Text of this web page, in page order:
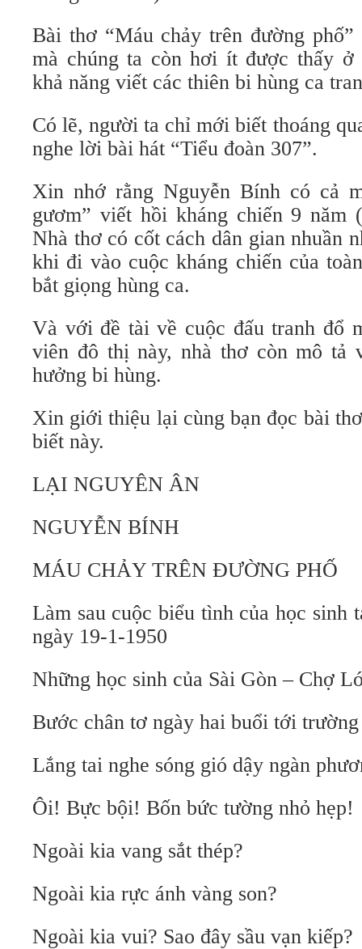
Bài thơ “Máu chảy trên đường
mà chúng ta còn hơi ít được thấy
khả năng viết các thiên bi hùng ca
Có lẽ, người ta chỉ mới biết thoáng
nghe lời bài hát “Tiểu đoàn 307”.
Xin nhớ rằng Nguyễn Bính có cả
gươm” viết hồi kháng chiến 9 năm
Nhà thơ có cốt cách dân gian nhuần
khi đi vào cuộc kháng chiến của
bắt giọng hùng ca.
Và với đề tài về cuộc đấu tranh đổ
viên đô thị này, nhà thơ còn mô tả
hưởng bi hùng.
Xin giới thiệu lại cùng bạn đọc bài
biết này.
LẠI NGUYÊN ÂN
NGUYỄN BÍNH
MÁU CHẢY TRÊN ĐƯỜNG PHỐ
Làm sau cuộc biểu tình của học sinh
ngày 19-1-1950
Những học sinh của Sài Gòn – Chợ
Bước chân tơ ngày hai buổi tới trường
Lắng tai nghe sóng gió dậy ngàn
Ôi! Bực bội! Bốn bức tường nhỏ hẹp!
Ngoài kia vang sắt thép?
Ngoài kia rực ánh vàng son?
Ngoài kia vui? Sao đây sầu vạn kiếp?